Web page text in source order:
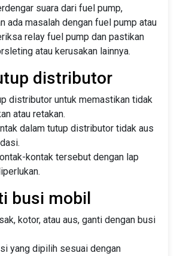
suara dari fuel pump,
ada masalah dengan fuel pump atau
relay fuel pump dan pastikan
atau kerusakan lainnya.
distributor
distributor untuk memastikan tidak
atau retakan.
dalam tutup distributor tidak aus
kontak tersebut dengan lap
busi mobil
kotor, atau aus, ganti dengan busi
yang dipilih sesuai dengan